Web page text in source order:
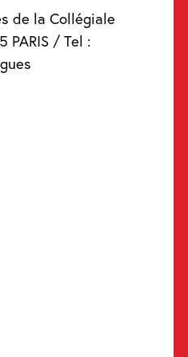
de la Collégiale
PARIS / Tel :